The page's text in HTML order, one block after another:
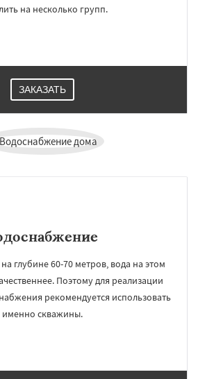
на несколько групп.
ЗАКАЗАТЬ
глубине 60-70 метров, вода на этом
Поэтому для реализации
рекомендуется использовать
именно скважины.